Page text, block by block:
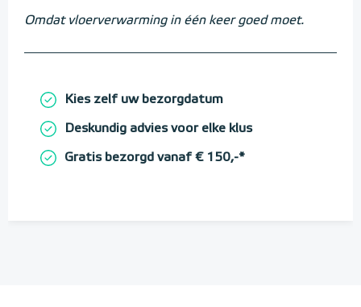
Omdat vloerverwarming in één keer goed moet.
Kies zelf uw bezorgdatum
Deskundig advies voor elke klus
Gratis bezorgd vanaf € 150,-*